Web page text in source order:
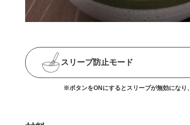
スリープ防止モード
※ボタンをONにするとスリープが無効になり、